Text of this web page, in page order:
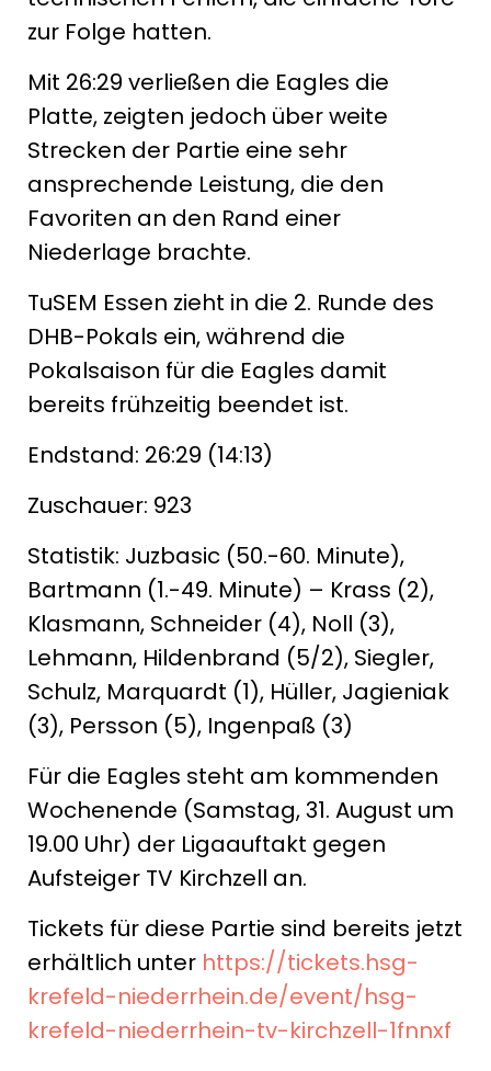
zur Folge hatten.
Mit 26:29 verließen die Eagles die
Platte, zeigten jedoch über weite
Strecken der Partie eine sehr
ansprechende Leistung, die den
Favoriten an den Rand einer
Niederlage brachte.
TuSEM Essen zieht in die 2. Runde des
DHB-Pokals ein, während die
Pokalsaison für die Eagles damit
bereits frühzeitig beendet ist.
Endstand: 26:29 (14:13)
Zuschauer: 923
Statistik: Juzbasic (50.-60. Minute),
Bartmann (1.-49. Minute) – Krass (2),
Klasmann, Schneider (4), Noll (3),
Lehmann, Hildenbrand (5/2), Siegler,
Schulz, Marquardt (1), Hüller, Jagieniak
(3), Persson (5), Ingenpaß (3)
Für die Eagles steht am kommenden
Wochenende (Samstag, 31. August um
19.00 Uhr) der Ligaauftakt gegen
Aufsteiger TV Kirchzell an.
Tickets für diese Partie sind bereits jetzt
erhältlich unter https://tickets.hsg-
krefeld-niederrhein.de/event/hsg-
krefeld-niederrhein-tv-kirchzell-1fnnxf